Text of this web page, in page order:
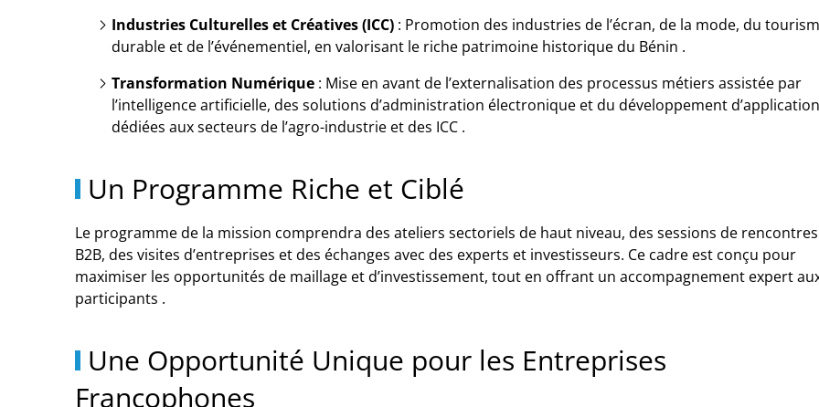
Industries Culturelles et Créatives (ICC) : Promotion des industries de l’écran, de la mode, du
durable et de l’événementiel, en valorisant le riche patrimoine historique du Bénin .
Transformation Numérique : Mise en avant de l’externalisation des processus métiers assistée par
l’intelligence artificielle, des solutions d’administration électronique et du développement
dédiées aux secteurs de l’agro-industrie et des ICC .
Un Programme Riche et Ciblé
Le programme de la mission comprendra des ateliers sectoriels de haut niveau, des sessions de rencontres
B2B, des visites d’entreprises et des échanges avec des experts et investisseurs. Ce cadre est conçu pour
maximiser les opportunités de maillage et d’investissement, tout en offrant un accompagnement expert
participants .
Une Opportunité Unique pour les Entreprises
Francophones